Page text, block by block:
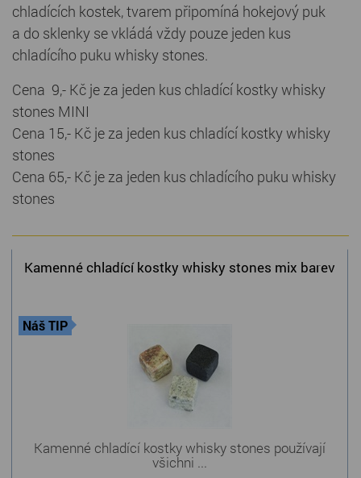
Kamenné stoly, konferenční stolky
Barevné kamenné drti
Štípané kamenné obklady
Dárkové předměty z přírodního kamene
Gabiony, gabionový kámen
Údržba a čištění kamene
chladících kostek, tvarem připomíná hokejový puk
a do sklenky se vkládá vždy pouze jeden kus
chladícího puku whisky stones.
Cena 9,- Kč je za jeden kus chladící kostky whisky
stones MINI
Cena 15,- Kč je za jeden kus chladící kostky whisky
stones
Cena 65,- Kč je za jeden kus chladícího puku whisky
stones
Kamenné chladící kostky whisky stones mix barev
Náš TIP
Kamenné chladící kostky whisky stones používají
všichni ...